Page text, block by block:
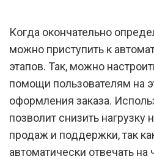
Когда окончательно
можно приступить к
этапов. Так, можно
помощи пользователям на
оформления заказа.
позволит снизить нагрузку
продаж и поддержки, так
автоматически отвечать на